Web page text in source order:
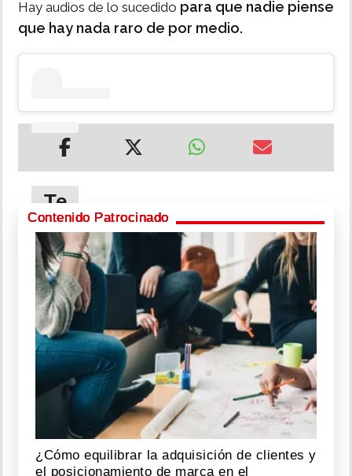
Hay audios de lo sucedido para que nadie piense
que hay nada raro de por medio.
Te
puede
interesar
¡Le
mete
al
contenido
exclusivo!
Carlienis
sigue
los
las
influenc
Contenido Patrocinado
¿Cómo equilibrar la adquisición de clientes y
el posicionamiento de marca en el